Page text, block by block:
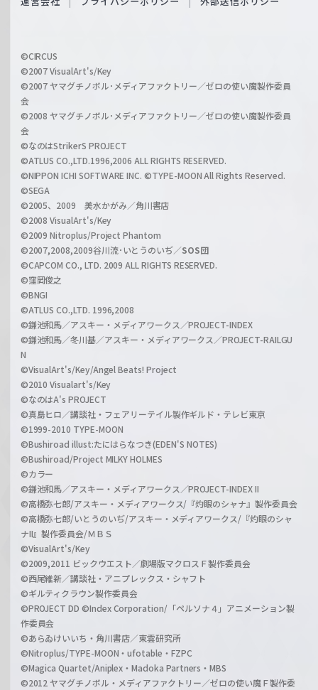
a
r
z
i
l
h
a
n
l
©CIRCUS
©2007 VisualArt's/Key
©2007 ヤマグチノボル･メディアファクトリー／ゼロの使い魔製作委員
会
©2008 ヤマグチノボル･メディアファクトリー／ゼロの使い魔製作委員
会
©なのはStrikerS PROJECT
©ATLUS CO.,LTD.1996,2006 ALL RIGHTS RESERVED.
©NIPPON ICHI SOFTWARE INC. ©TYPE-MOON All Rights Reserved.
©SEGA
©2005、2009 美水かがみ／角川書店
©2008 VisualArt's/Key
©2009 Nitroplus/Project Phantom
©2007,2008,2009谷川流･いとうのいぢ／SOS団
©CAPCOM CO., LTD. 2009 ALL RIGHTS RESERVED.
©窪岡俊之
©BNGI
©ATLUS CO.,LTD. 1996,2008
©鎌池和馬／アスキー・メディアワークス／PROJECT-INDEX
©鎌池和馬／冬川基／アスキー・メディアワークス／PROJECT-RAILGU
N
©VisualArt's/Key/Angel Beats! Project
©2010 Visualart's/Key
©なのはA's PROJECT
©真島ヒロ／講談社・フェアリーテイル製作ギルド・テレビ東京
©1999-2010 TYPE-MOON
©Bushiroad illust:たにはらなつき(EDEN'S NOTES)
©Bushiroad/Project MILKY HOLMES
©カラー
©鎌池和馬／アスキー・メディアワークス／PROJECT-INDEX II
©高橋弥七郎/アスキー・メディアワークス/『灼眼のシャナ』製作委員会
©高橋弥七郎/いとうのいぢ/アスキー・メディアワークス/『灼眼のシャ
ナII』製作委員会/ＭＢＳ
©VisualArt's/Key
©2009,2011 ビックウエスト／劇場版マクロスＦ製作委員会
©西尾維新／講談社・アニプレックス・シャフト
©ギルティクラウン製作委員会
©PROJECT DD ©Index Corporation/「ペルソナ４」アニメーション製
作委員会
©あらゐけいいち・角川書店／東雲研究所
©Nitroplus/TYPE-MOON・ufotable・FZPC
©Magica Quartet/Aniplex・Madoka Partners・MBS
©2012 ヤマグチノボル・メディアファクトリー／ゼロの使い魔Ｆ製作委